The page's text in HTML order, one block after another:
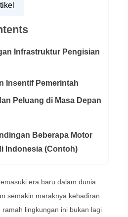
Infrastruktur Pengisian
Insentif Pemerintah
Peluang di Masa Depan
Beberapa Motor
Indonesia (Contoh)
era baru dalam dunia
semakin maraknya kehadiran
lingkungan ini bukan lagi